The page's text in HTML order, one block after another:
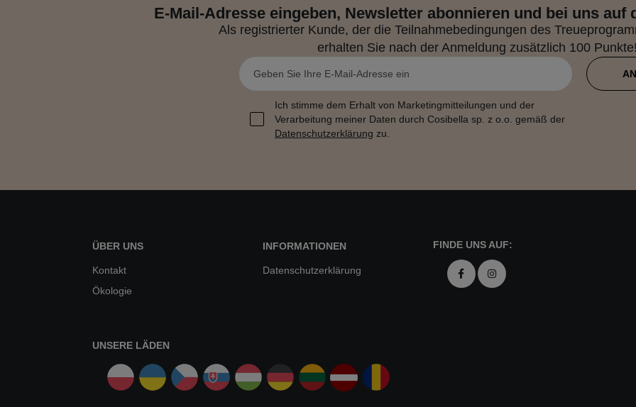
E-Mail-Adresse eingeben, Newsletter abonnieren und bei uns auf
Als registrierter Kunde, der die Teilnahmebedingungen des
erhalten Sie nach der Anmeldung zusätzlich 100
Ich stimme dem Erhalt von Marketingmitteilungen und der
Verarbeitung meiner Daten durch Cosibella sp. z o.o. gemäß der
Datenschutzerklärung zu.
ÜBER UNS
Kontakt
Ökologie
INFORMATIONEN
Datenschutzerklärung
FINDE UNS AUF:
UNSERE LÄDEN